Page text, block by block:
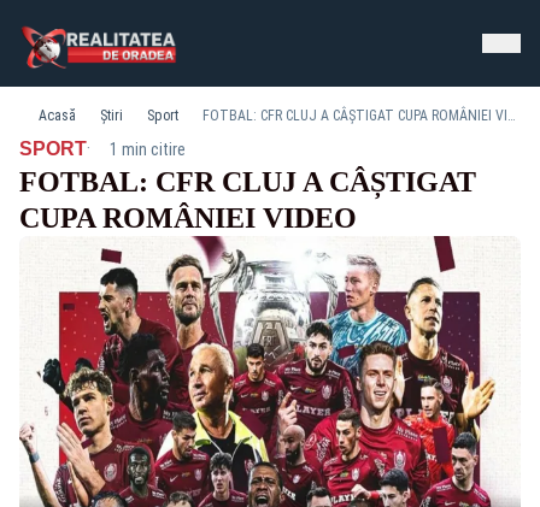
Acasă Știri Sport FOTBAL: CFR CLUJ A CÂȘTIGAT CUPA ROMÂNIEI VIDEO
SPORT· 1 min citire
FOTBAL: CFR CLUJ A CÂȘTIGAT
CUPA ROMÂNIEI VIDEO